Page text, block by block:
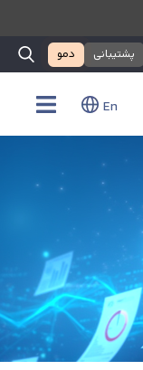
پشتیبانی دمو
En